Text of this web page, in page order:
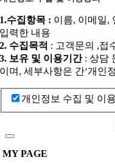
1.수집항목 : 이름, 이메일,
입력한 내용
2. 수집목적 : 고객문의 ,접
3. 보유 및 이용기간: 상담
이며, 세부사항은 간‘개인
개인정보 수집 및 이
MY PAGE